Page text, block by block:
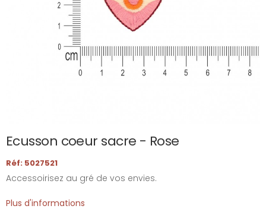
Ecusson coeur sacre - Rose
Réf: 5027521
Accessoirisez au gré de vos envies.
Plus d'informations